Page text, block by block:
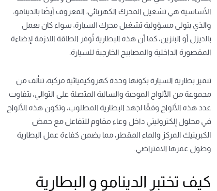
الأساسية هي تشغيل المحرك الكهربائي، المعروف أيضًا بالدينامو،
والذي يتولى مسؤولية تشغيل محرك السيارة، سواء كان يعمل
بالديزل أو البنزين، كما أن هذه البطارية تُوفر الطاقة اللازمة لإضاءة
المقصورة الداخلية والمصابيح الخارجية للسيارة.
تتميز بطارية السيارة بكونها وحدة كهروكيميائية مركبة، تتألف من
مجموعة من الألواح الموجبة والسالبة المتصلة على التوالي، يتفاوت
عدد هذه الألواح وفقًا لجهد البطارية المطلوب، وتكون هذه الألواح
في محلول إلكتروليتي داخل وعاء مقاوم للتفاعل مع حمض
الكبريتيك المركز والماء المقطر، مما يضمن كفاءة عمل البطارية
وطول عمرها الافتراضي.
كيف تختبر الدينامو و البطارية